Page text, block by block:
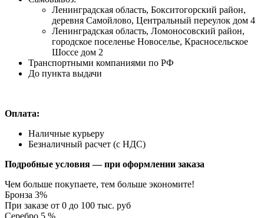
Ленинградская область, Бокситогорский район,
деревня Самойлово, Центральный переулок дом 4
Ленинградская область, Ломоносовский район,
городское поселенье Новоселье, Красносельское
Шоссе дом 2
Транспортными компаниями по РФ
До пункта выдачи
Оплата:
Наличные курьеру
Безналичный расчет (с НДС)
Подробные условия — при оформлении заказа
Чем больше покупаете, тем больше экономите!
Бронза 3%
При заказе от 0 до 100 тыс. руб
Серебро 5 %